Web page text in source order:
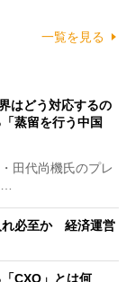
一覧を見る
はどう対応するの
蒸留を行う中国
田代尚機氏のプレ
…
れ必至か 経済運営
CXO」とは何